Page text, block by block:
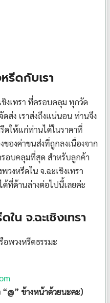
รีดกับเรา
งเทรา ที่ครอบคลุม ทุกวัด
ส่ง เราส่งถึงแน่นอน ท่านจึง
ดให้แก่ท่านได้ในราคาที่
ของค่าขนส่งที่ถูกลงเนื่องจาก
อบคลุมที่สุด สำหรับลูกค้า
งหรีดใน จ.ฉะเชิงเทรา
ด้ที่ด้านล่างต่อไปนี้เลยค่ะ
น จ.ฉะเชิงเทรา
อพวงหรีดธรรมะ
“@” ข้างหน้าด้วยนะคะ)